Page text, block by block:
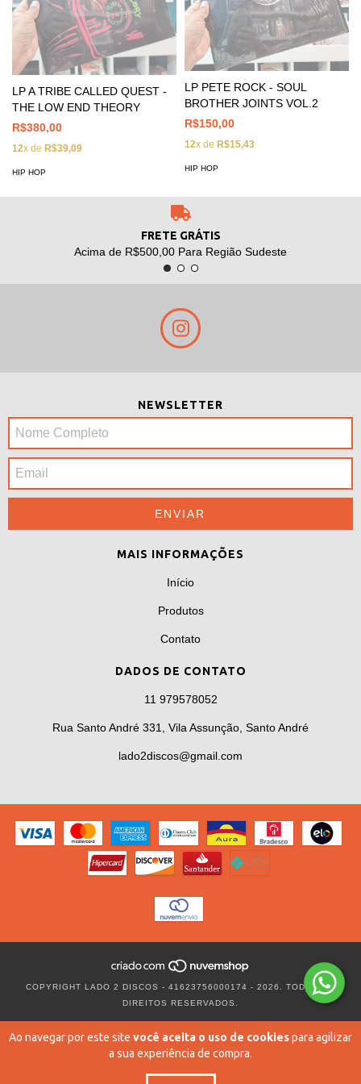
Ao navegar por este site você aceita o uso de cookiespara agilizar
a sua experiência de compra.
LP A TRIBE CALLED QUEST -
THE LOW END THEORY
R$380,00
12x de R$39,09
HIP HOP
LP PETE ROCK - SOUL
BROTHER JOINTS VOL.2
R$150,00
12x de R$15,43
HIP HOP
FRETE GRÁTIS
Acima de R$500,00 Para Região Sudeste
NEWSLETTER
MAIS INFORMAÇÕES
Início
Produtos
Contato
DADOS DE CONTATO
11 979578052
Rua Santo André 331, Vila Assunção, Santo André
lado2discos@gmail.com
COPYRIGHT LADO 2 DISCOS - 41623756000174 - 2026. TODOS OS
DIREITOS RESERVADOS.